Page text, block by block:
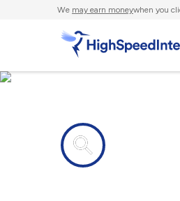
We may earn moneywhen you